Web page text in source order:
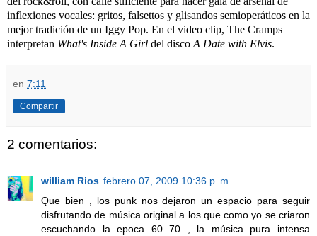
inflexiones vocales: gritos, falsettos y glisandos semioperáticos en la
mejor tradición de un Iggy Pop. En el video clip, The Cramps
interpretan What's Inside A Girl del disco A Date with Elvis.
en 7:11
Compartir
2 comentarios:
william Rios febrero 07, 2009 10:36 p. m.
Que bien , los punk nos dejaron un espacio para seguir
disfrutando de música original a los que como yo se criaron
escuchando la epoca 60 70 , la música pura intensa